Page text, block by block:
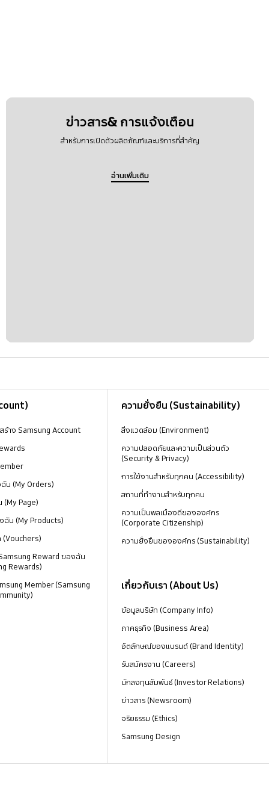
ข่าวสาร& การแจ้งเตือน
สำหรับการเปิดตัวผลิตภัณฑ์และบริการที่สำคัญ
อ่านเพิ่มเติม
ร้าง Samsung Account
น (My Orders)
Page)
น (My Products)
Reward ของฉัน
Rewards)
Member (Samsung
ความยั่งยืน (Sustainability)
สิ่งแวดล้อม (Environment)
ความปลอดภัยและความเป็นส่วนตัว
(Security & Privacy)
การใช้งานสำหรับทุกคน (Accessibility)
สถานที่ทำงานสำหรับทุกคน
ความเป็นพลเมืองดีขององค์กร
(Corporate Citizenship)
ความยั่งยืนขององค์กร (Sustainability)
เกี่ยวกับเรา (About Us)
ข้อมูลบริษัท (Company Info)
ภาคธุรกิจ (Business Area)
อัตลักษณ์ของแบรนด์ (Brand Identity)
รับสมัครงาน (Careers)
นักลงทุนสัมพันธ์ (Investor Relations)
ข่าวสาร (Newsroom)
จริยธรรม (Ethics)
Samsung Design